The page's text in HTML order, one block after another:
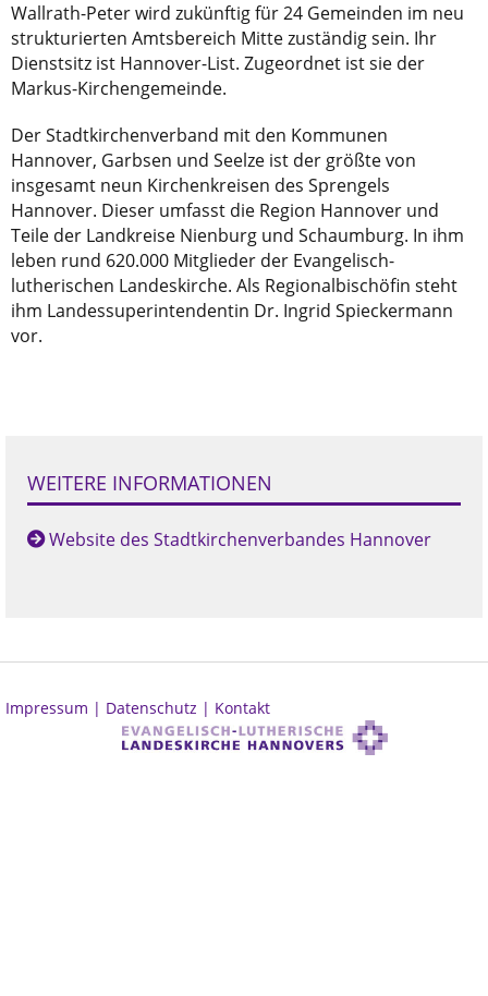
Wallrath-Peter wird zukünftig für 24 Gemeinden im neu
strukturierten Amtsbereich Mitte zuständig sein. Ihr
Dienstsitz ist Hannover-List. Zugeordnet ist sie der
Markus-Kirchengemeinde.
Der Stadtkirchenverband mit den Kommunen
Hannover, Garbsen und Seelze ist der größte von
insgesamt neun Kirchenkreisen des Sprengels
Hannover. Dieser umfasst die Region Hannover und
Teile der Landkreise Nienburg und Schaumburg. In ihm
leben rund 620.000 Mitglieder der Evangelisch-
lutherischen Landeskirche. Als Regionalbischöfin steht
ihm Landessuperintendentin Dr. Ingrid Spieckermann
vor.
WEITERE INFORMATIONEN
Website des Stadtkirchenverbandes Hannover
Impressum | Datenschutz | Kontakt